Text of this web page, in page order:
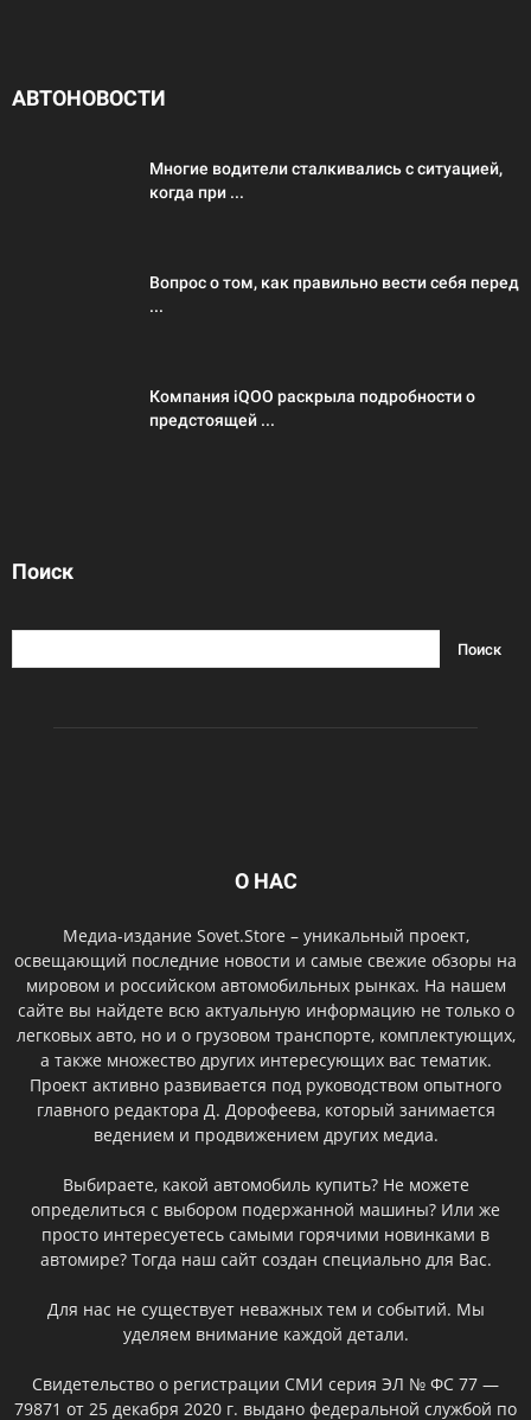
АВТОНОВОСТИ
Многие водители сталкивались с ситуацией,
когда при ...
Вопрос о том, как правильно вести себя перед
...
Компания iQOO раскрыла подробности о
предстоящей ...
Поиск
О НАС
Медиа-издание Sovet.Store – уникальный проект,
освещающий последние новости и самые свежие обзоры на
мировом и российском автомобильных рынках. На нашем
сайте вы найдете всю актуальную информацию не только о
легковых авто, но и о грузовом транспорте, комплектующих,
а также множество других интересующих вас тематик.
Проект активно развивается под руководством опытного
главного редактора Д. Дорофеева, который занимается
ведением и продвижением других медиа.
Выбираете, какой автомобиль купить? Не можете
определиться с выбором подержанной машины? Или же
просто интересуетесь самыми горячими новинками в
автомире? Тогда наш сайт создан специально для Вас.
Для нас не существует неважных тем и событий. Мы
уделяем внимание каждой детали.
Свидетельство о регистрации СМИ серия ЭЛ № ФС 77 —
79871 от 25 декабря 2020 г. выдано федеральной службой по